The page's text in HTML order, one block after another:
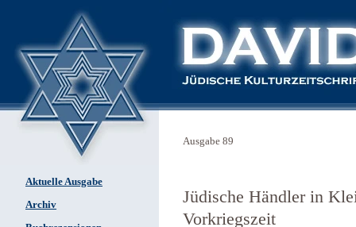
Aktuelle Ausgabe
Archiv
Ausgabe 89
Jüdische Händler in
Vorkriegszeit